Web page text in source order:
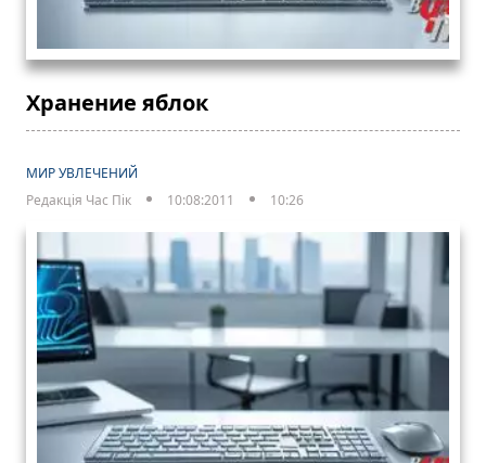
Хранение яблок
МИР УВЛЕЧЕНИЙ
Редакція Час Пік
10:08:2011 10:26